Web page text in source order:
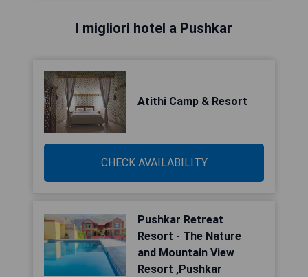
I migliori hotel a Pushkar
Atithi Camp & Resort
CHECK AVAILABILITY
Pushkar Retreat
Resort - The Nature
and Mountain View
Resort ,Pushkar